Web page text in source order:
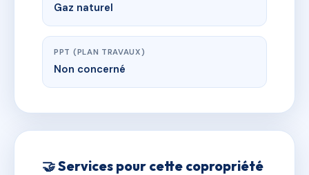
Gaz naturel
PPT (PLAN TRAVAUX)
Non concerné
🤝 Services pour cette copropriété